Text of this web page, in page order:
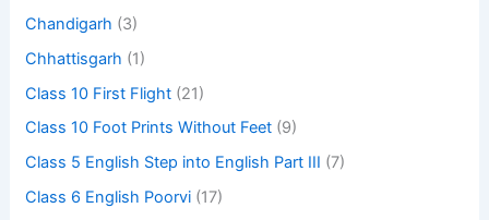
Chandigarh (3)
Chhattisgarh (1)
Class 10 First Flight (21)
Class 10 Foot Prints Without Feet (9)
Class 5 English Step into English Part III (7)
Class 6 English Poorvi (17)